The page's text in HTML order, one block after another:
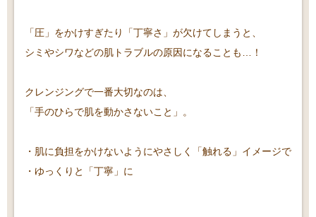
「圧」をかけすぎたり「丁寧さ」が欠けてしまうと、
シミやシワなどの肌トラブルの原因になることも…！
クレンジングで一番大切なのは、
「手のひらで肌を動かさないこと」。
・肌に負担をかけないようにやさしく「触れる」イメージで
・ゆっくりと「丁寧」に